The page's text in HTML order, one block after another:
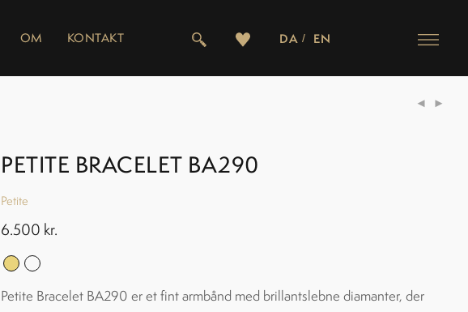
OM KONTAKT DA EN
PETITE BRACELET BA290
Petite
6.500 kr.
Petite Bracelet BA290 er et fint armbånd med brillantslebne diamanter, der